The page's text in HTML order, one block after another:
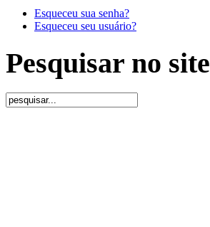
Esqueceu sua senha?
Esqueceu seu usuário?
Pesquisar no site